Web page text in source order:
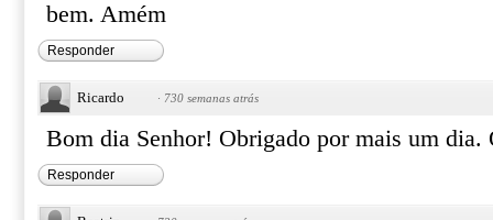
bem. Amém
Responder
Ricardo · 730 semanas atrás
Bom dia Senhor! Obrigado por mais um dia.
Responder